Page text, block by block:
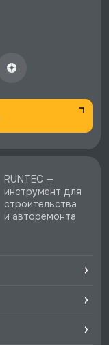
RUNTEC —
инструмент для
строительства
и авторемонта